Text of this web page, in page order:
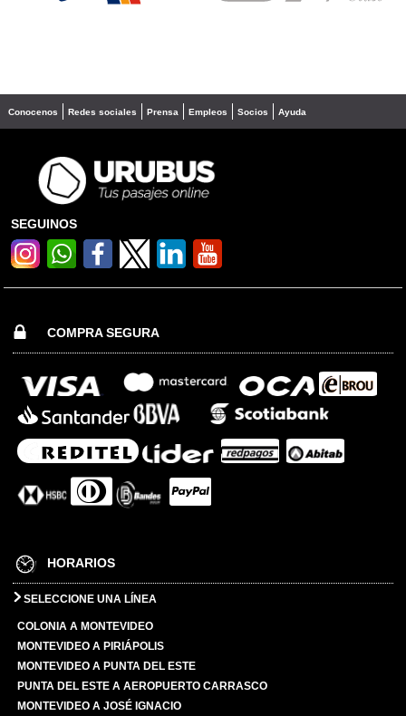
Conocenos Redes sociales Prensa Empleos Socios Ayuda
SEGUINOS
COMPRA SEGURA
HORARIOS
SELECCIONE UNA LÍNEA
COLONIA A MONTEVIDEO
MONTEVIDEO A PIRIÁPOLIS
MONTEVIDEO A PUNTA DEL ESTE
PUNTA DEL ESTE A AEROPUERTO CARRASCO
MONTEVIDEO A JOSÉ IGNACIO